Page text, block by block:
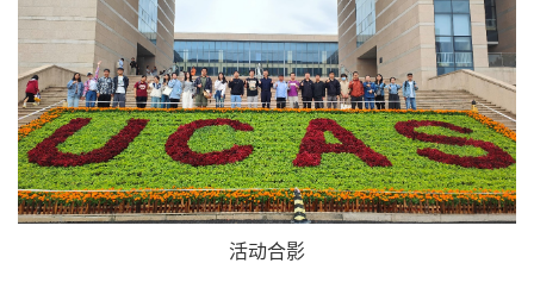
活动合影